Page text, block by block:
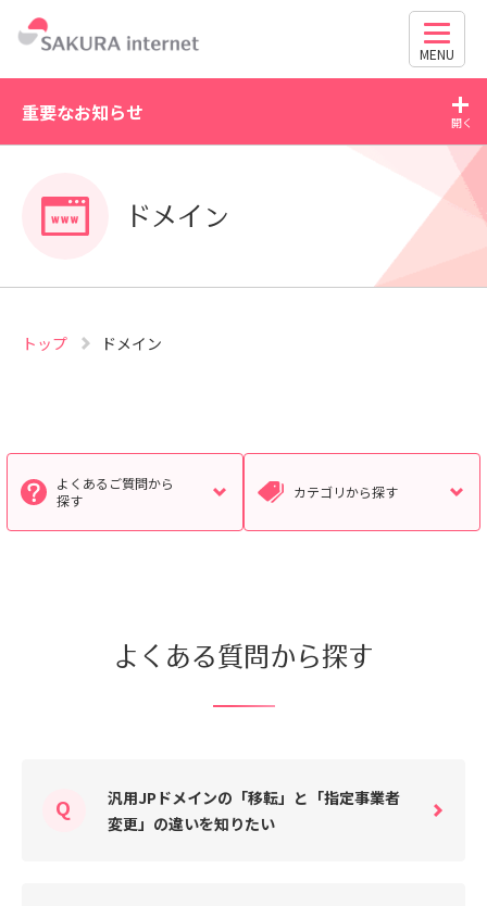
MENU
動画マニュアル
個人情報保護のため、お名前や連絡先、会員IDを入力しないでください。
重要なお知らせ
独自ドメイン、SSL証明書の有効期限と更新方法に関す
るお知らせ
ドメイン
トップ ドメイン
よくあるご質問から
探す
カテゴリから探す
よくある質問から探す
汎用JPドメインの「移転」と「指定事業者
変更」の違いを知りたい